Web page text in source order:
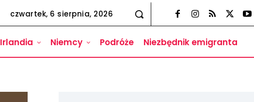
czwartek, 6 sierpnia, 2026
Irlandia Niemcy Podróże Niezbędnik emigranta